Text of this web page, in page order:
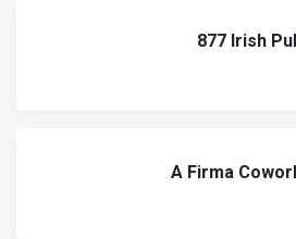
877 Irish
A Firma